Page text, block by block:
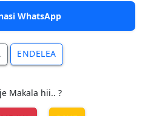
WhatsApp
ENDELEA
Makala hii.. ?